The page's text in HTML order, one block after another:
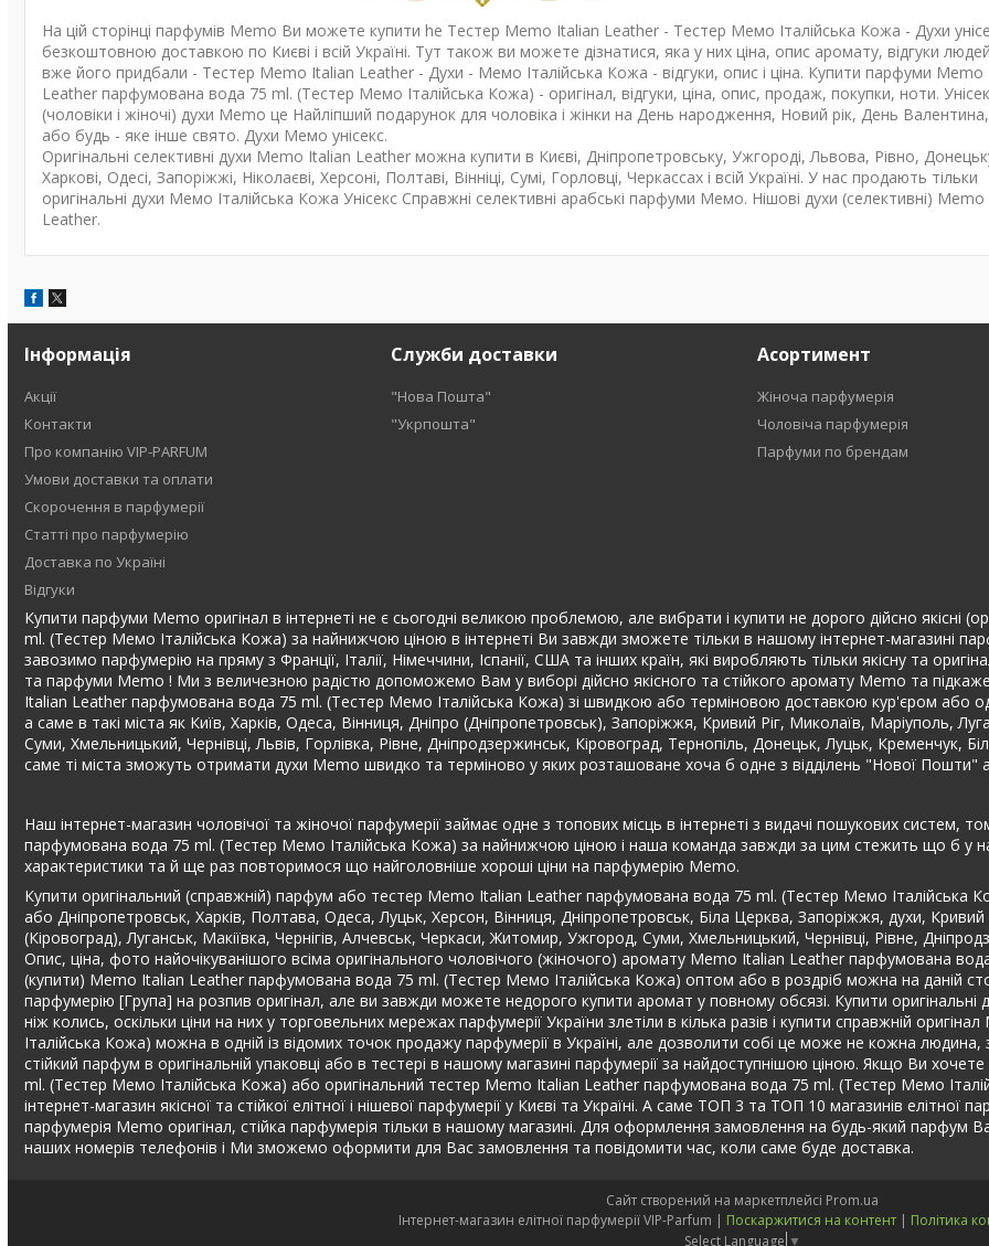
На цій сторінці парфумів Memo Ви можете купити he Тестер Memo Italian Leather - Тестер Мемо Італійська Кожа - Духи
безкоштовною доставкою по Києві і всій Україні. Тут також ви можете дізнатися, яка у них ціна, опис аромату, відгуки
вже його придбали - Тестер Memo Italian Leather - Духи - Мемо Італійська Кожа - відгуки, опис і ціна. Купити парфуми
Leather парфумована вода 75 ml. (Тестер Мемо Італійська Кожа) - оригінал, відгуки, ціна, опис, продаж, покупки, ноти.
(чоловіки і жіночі) духи Memo це Найліпший подарунок для чоловіка і жінки на День народження, Новий рік, День
або будь - яке інше свято. Духи Мемо унісекс.
Оригінальні селективні духи Memo Italian Leather можна купити в Києві, Дніпропетровську, Ужгороді, Львова, Рівно,
Харкові, Одесі, Запоріжжі, Ніколаєві, Херсоні, Полтаві, Вінніці, Сумі, Горловці, Черкассах і всій Україні. У нас продають тільки
оригінальні духи Мемо Італійська Кожа Унісекс Справжні селективні арабські парфуми Мемо. Нішові духи (селективні) Memo
Leather.
Інформація
Акції
Контакти
Про компанію VIP-PARFUM
Умови доставки та оплати
Скорочення в парфумерії
Статті про парфумерію
Доставка по Україні
Відгуки
Служби доставки
"Нова Пошта"
"Укрпошта"
Асортимент
Жіноча парфумерія
Чоловіча парфумерія
Парфуми по брендам
Купити парфуми Memo оригінал в інтернеті не є сьогодні великою проблемою, але вибрати і купити не дорого дійсно якісні
ml. (Тестер Мемо Італійська Кожа) за найнижчою ціною в інтернеті Ви завжди зможете тільки в нашому інтернет-магазині
завозимо парфумерію на пряму з Франції, Італії, Німеччини, Іспанії, США та інших країн, які виробляють тільки якісну та
та парфуми Memo ! Ми з величезною радістю допоможемо Вам у виборі дійсно якісного та стійкого аромату Memo та
Italian Leather парфумована вода 75 ml. (Тестер Мемо Італійська Кожа) зі швидкою або терміновою доставкою кур'єром або
а саме в такі міста як Київ, Харків, Одеса, Вінниця, Дніпро (Дніпропетровськ), Запоріжжя, Кривий Ріг, Миколаїв, Маріуполь,
Суми, Хмельницький, Чернівці, Львів, Горлівка, Рівне, Дніпродзержинськ, Кіровоград, Тернопіль, Донецьк, Луцьк, Кременчук,
саме ті міста зможуть отримати духи Memo швидко та терміново у яких розташоване хоча б одне з відділень "Нової
Наш інтернет-магазин чоловічої та жіночої парфумерії займає одне з топових місць в інтернеті з видачі пошукових систем,
парфумована вода 75 ml. (Тестер Мемо Італійська Кожа) за найнижчою ціною і наша команда завжди за цим стежить що б у
характеристики та й ще раз повторимося що найголовніше хороші ціни на парфумерію Memo.
Купити оригінальний (справжній) парфум або тестер Memo Italian Leather парфумована вода 75 ml. (Тестер Мемо Італійська
або Дніпропетровськ, Харків, Полтава, Одеса, Луцьк, Херсон, Вінниця, Дніпропетровськ, Біла Церква, Запоріжжя, духи,
(Кіровоград), Луганськ, Макіївка, Чернігів, Алчевськ, Черкаси, Житомир, Ужгород, Суми, Хмельницький, Чернівці, Рівне,
Опис, ціна, фото найочікуванішого всіма оригінального чоловічого (жіночого) аромату Memo Italian Leather парфумована
(купити) Memo Italian Leather парфумована вода 75 ml. (Тестер Мемо Італійська Кожа) оптом або в роздріб можна на даній
парфумерію [Група] на розпив оригінал, але ви завжди можете недорого купити аромат у повному обсязі. Купити
ніж колись, оскільки ціни на них у торговельних мережах парфумерії України злетіли в кілька разів і купити справжній
Італійська Кожа) можна в одній із відомих точок продажу парфумерії в Україні, але дозволити собі це може не кожна людина,
стійкий парфум в оригінальній упаковці або в тестері в нашому магазині парфумерії за найдоступнішою ціною. Якщо Ви
ml. (Тестер Мемо Італійська Кожа) або оригінальний тестер Memo Italian Leather парфумована вода 75 ml. (Тестер Мемо
інтернет-магазин якісної та стійкої елітної і нішевої парфумерії у Києві та Україні. А саме ТОП 3 та ТОП 10 магазинів елітної
парфумерія Memo оригінал, стійка парфумерія тільки в нашому магазині. Для оформлення замовлення на будь-який парфум
наших номерів телефонів і Ми зможемо оформити для Вас замовлення та повідомити час, коли саме буде доставка.
Сайт створений на маркетплейсі Prom.ua
Інтернет-магазин елітної парфумерії VIP-Parfum | Поскаржитися на контент | Політика
Select Language ▼